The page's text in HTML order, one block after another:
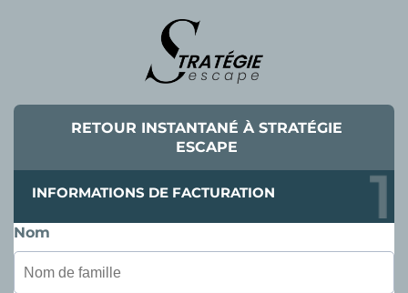
RETOUR INSTANTANÉ À STRATÉGIE
ESCAPE
INFORMATIONS DE FACTURATION
Nom